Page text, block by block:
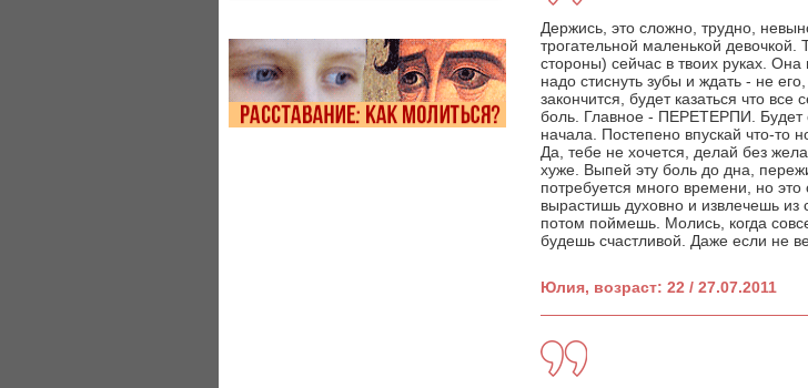
Держись, это сложно, трудно,
трогательной маленькой девочкой.
стороны) сейчас в твоих руках.
надо стиснуть зубы и ждать - не
закончится, будет казаться что
боль. Главное - ПЕРЕТЕРПИ. Будет
начала. Постепено впускай что-то
Да, тебе не хочется, делай без
хуже. Выпей эту боль до дна,
потребуется много времени, но
вырастишь духовно и извлечешь из
потом поймешь. Молись, когда
будешь счастливой. Даже если не
Юлия, возраст: 22 / 27.07.2011